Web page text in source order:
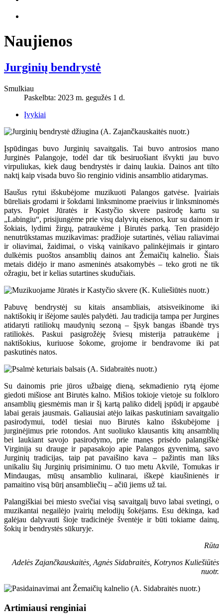
Naujienos
Jurginių bendrystė
Smulkiau
Paskelbta: 2023 m. gegužės 1 d.
Įvykiai
Įspūdingas buvo Jurginių savaitgalis. Tai buvo antrosios mano
Jurginės Palangoje, todėl dar tik besiruošiant išvykti jau buvo
virpuliukas, kiek daug bendrystės ir dainų laukia. Dainos ant tilto
naktį kaip visada buvo šio renginio vidinis ansamblio atidarymas.
Išaušus rytui išskubėjome muzikuoti Palangos gatvėse. Įvairiais
būreliais grodami ir šokdami linksminome praeivius ir linksminomės
patys. Popiet Jūratės ir Kastyčio skvere pasirodę kartu su
„Labingiu“, prisijungėme prie visų dalyvių eisenos, kur su dainom ir
šokiais, lydimi žirgų, patraukėme į Birutės parką. Ten prasidėjo
nenutrūkstamas muzikavimas: pradžioje sutartinės, vėliau raliavimai
ir oliavimai, žaidimai, o viską vainikavo palinkėjimais ir gintaro
dulkėmis puoštos ansamblių dainos ant Žemaičių kalnelio. Šiais
metais didėjo ir mano asmeninės atsakomybės – teko groti ne tik
ožragiu, bet ir kelias sutartines skudučiais.
Pabuvę bendrystėj su kitais ansambliais, atsisveikinome iki
naktišokių ir išėjome saulės palydėti. Jau tradicija tampa per Jurgines
atidaryti ratiliokų maudynių sezoną – šįsyk bangas išbandė trys
ratiliokės. Paskui pasigrožėję šviesų misterija patraukėme į
naktišokius, kuriuose šokome, grojome ir bendravome iki pat
paskutinės natos.
Su dainomis prie jūros užbaigę dieną, sekmadienio rytą ėjome
giedoti mišiose ant Birutės kalno. Mišios tokioje vietoje su folkloro
ansamblių giesmėmis man ir šį kartą paliko didelį įspūdį ir apgaubė
labai gerais jausmais. Galiausiai atėjo laikas paskutiniam savaitgalio
pasirodymui, todėl tiesiai nuo Birutės kalno išskubėjome į
jurginėjimus prie rotondos. Ant suoliuko klausantis kitų ansamblių
bei laukiant savojo pasirodymo, prie manęs prisėdo palangiškė
Virginija su drauge ir papasakojo apie Palangos gyvenimą, savo
Jurginių tradicijas, taip pat pavaišino kava – pažintis man liks
unikaliu šių Jurginių prisiminimu. O tuo metu Akvilė, Tomukas ir
Mindaugas, mūsų ansamblio kulinarai, iškepė kiaušinienės ir
pamaitino visą būrį ansambliečių – ačiū jiems už tai.
Palangiškiai bei miesto svečiai visą savaitgalį buvo labai svetingi, o
muzikantai negailėjo įvairių melodijų šokėjams. Esu dėkinga, kad
galėjau dalyvauti šioje tradicinėje šventėje ir būti tokiame dainų,
šokių ir bendrystės sūkuryje.
Rūta
Adelės Zajančkauskaitės, Agnės Sidabraitės, Kotrynos Kuliešiūtės
nuotr.
Artimiausi renginiai